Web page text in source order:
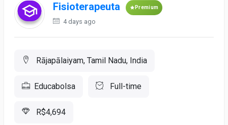
Fisioterapeuta Premium
4 days ago
Rājapālaiyam, Tamil Nadu, India
Educabolsa Full-time
R$4,694